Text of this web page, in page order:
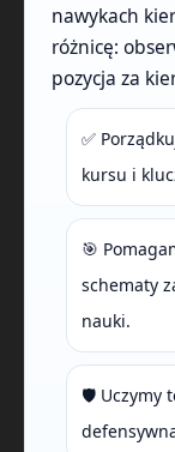
nawykach
różnicę:
pozycja za
✅
kursu i
🎯
schematy
nauki.
🛡️ Uczymy